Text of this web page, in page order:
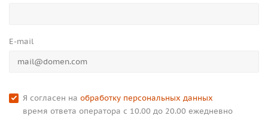
E-mail
Я согласен на обработку персональных данных
время ответа оператора с 10.00 до 20.00 ежедневно